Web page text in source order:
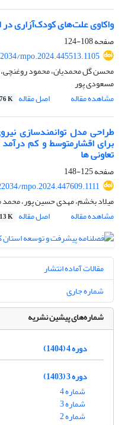
واکاوی علت‌های کودک‌آزاری در
صفحه108-124
mpo.2024.445513.1105
محسن گل محمدیان، محمود روغنچی،
مسعودی پور
مشاهده مقاله
اصل مقاله K
طراحی مدل توانمندسازی
برای اقشارمتوسط و کم
تعاونی ها
صفحه125-148
mpo.2024.447609.1111
میلاد بخشم، مهدی حسین پور، محمد
مشاهده مقاله
اصل مقاله K
مقالات آماده انتشار
شماره جاری
شماره‌های پیشین نشریه
دوره 4 (1404)
دوره 3 (1403)
شماره 4
شماره 3
شماره 2